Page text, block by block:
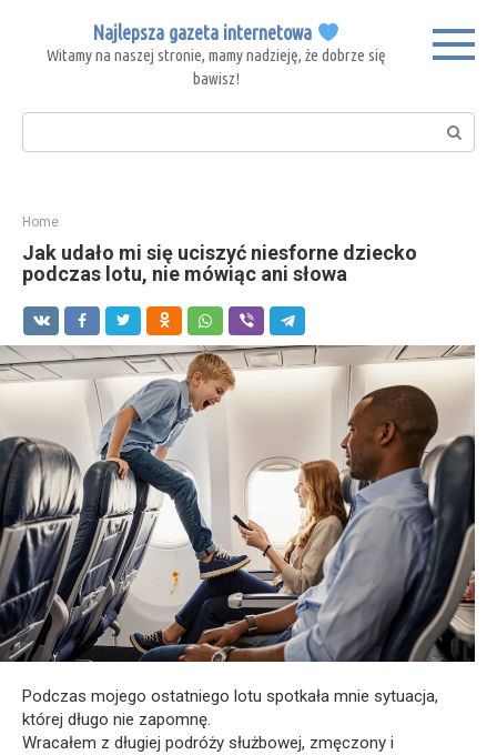
content
Najlepsza gazeta internetowa
Witamy na naszej stronie, mamy nadzieję, że dobrze się
bawisz!
Search:
Home
Jak udało mi się uciszyć niesforne dziecko
podczas lotu, nie mówiąc ani słowa
Podczas mojego ostatniego lotu spotkała mnie sytuacja,
której długo nie zapomnę.
Wracałem z długiej podróży służbowej, zmęczony i